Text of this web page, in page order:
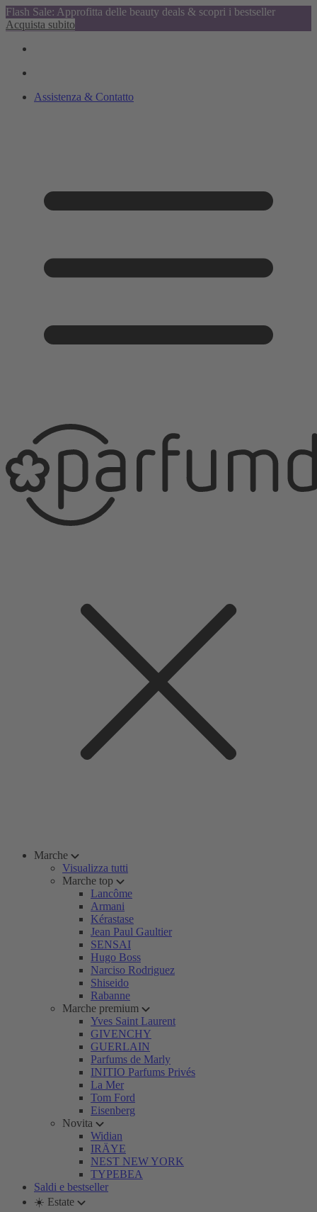
Flash Sale: Approfitta delle beauty deals & scopri i bestseller
Acquista subito
Assistenza & Contatto
Marche
Visualizza tutti
Marche top
Lancôme
Armani
Kérastase
Jean Paul Gaultier
SENSAI
Hugo Boss
Narciso Rodriguez
Shiseido
Rabanne
Marche premium
Yves Saint Laurent
GIVENCHY
GUERLAIN
Parfums de Marly
INITIO Parfums Privés
La Mer
Tom Ford
Eisenberg
Novita
Widian
IRÄYE
NEST NEW YORK
TYPEBEA
Saldi e bestseller
☀️ Estate